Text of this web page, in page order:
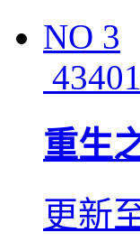
NO 3
重生
更新